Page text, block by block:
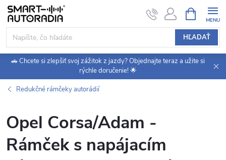
Prejsť
obsah
HĽADAŤ
KOŠÍK
🚗 Chcete si zlepšiť svoj zážitok z jazdy? Objednajte teraz a užite si
rýchle doručenie! 🌟
Redukčné rámčeky autorádií
Opel Corsa/Adam -
Rámček s napájacím